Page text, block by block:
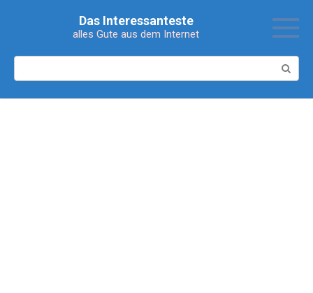
Das Interessanteste
alles Gute aus dem Internet